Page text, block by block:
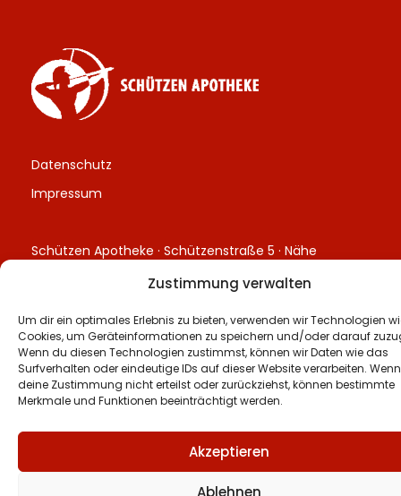
Zustimmung verwalten
Um dir ein optimales Erlebnis zu bieten, verwenden wir Technologien
Cookies, um Geräteinformationen zu speichern und/oder darauf
Wenn du diesen Technologien zustimmst, können wir Daten wie das
Surfverhalten oder eindeutige IDs auf dieser Website verarbeiten.
deine Zustimmung nicht erteilst oder zurückziehst, können bestimmte
Merkmale und Funktionen beeinträchtigt werden.
Akzeptieren
Ablehnen
Datenschutz
Impressum
Schützen Apotheke · Schützenstraße 5 · Nähe